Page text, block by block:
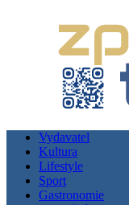
Vydavatel
Kultura
Lifestyle
Sport
Gastronomie